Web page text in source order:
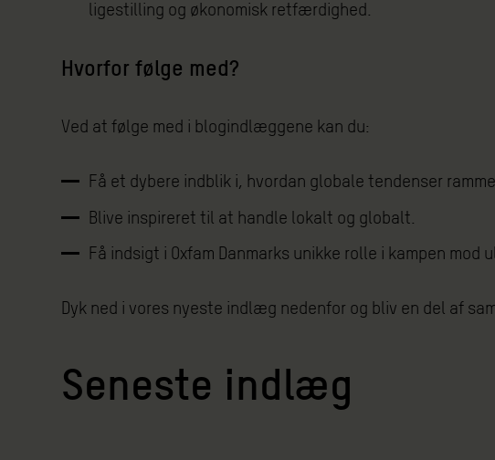
ligestilling og økonomisk retfærdighed.
Hvorfor følge med?
Ved at følge med i blogindlæggene kan du:
Få et dybere indblik i, hvordan globale tendenser
Blive inspireret til at handle lokalt og globalt.
Få indsigt i Oxfam Danmarks unikke rolle i kampen
Dyk ned i vores nyeste indlæg nedenfor og bliv en del af
Seneste indlæg